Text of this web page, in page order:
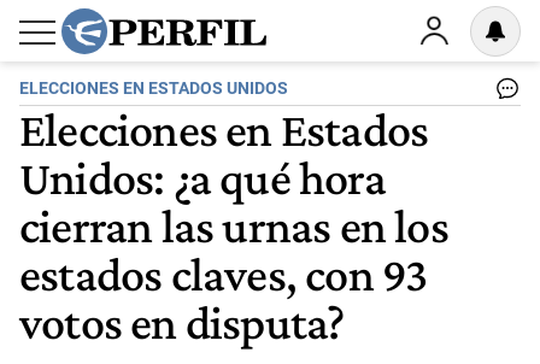
ELECCIONES EN ESTADOS UNIDOS
Elecciones en Estados
Unidos: ¿a qué hora
cierran las urnas en los
estados claves, con 93
votos en disputa?